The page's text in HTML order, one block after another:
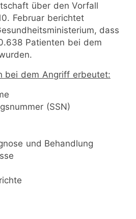
über den Vorfall
Februar berichtet
dass
Patienten bei dem
bei dem Angriff erbeutet:
(SSN)
und Behandlung